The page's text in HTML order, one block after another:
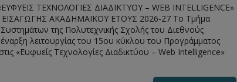
ΤΕΧΝΟΛΟΓΙΕΣ ΔΙΑΔΙΚΤΥΟΥ – WEB INTELLIGENCE»
ΑΚΑΔΗΜΑΪΚΟΥ ΕΤΟΥΣ 2026-27 Το Τμήμα
της Πολυτεχνικής Σχολής του Διεθνούς
λειτουργίας του 15ου κύκλου του Προγράμματος
«Ευφυείς Τεχνολογίες Διαδικτύου – Web Intelligence»